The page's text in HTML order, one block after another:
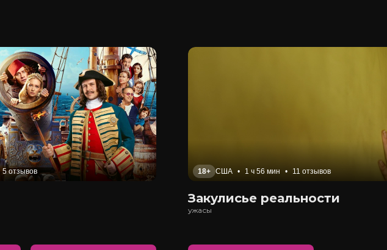
5 отзывов 18+ США • 1 ч 56 мин • 11 отзывов
Закулисье реальности
ужасы